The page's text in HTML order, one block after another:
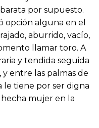
por supuesto.
opción alguna en el
aburrido, vacío,
llamar toro. A
y tendida seguida
entre las palmas de
le tiene por ser digna
mujer en la